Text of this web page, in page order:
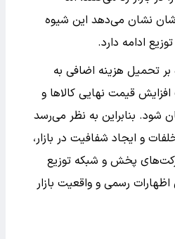
نشان می‌دهد این شیوه
ادامه دارد.
تحمیل هزینه اضافی به
قیمت نهایی کالاها و
شود. بنابراین به نظر می‌رسد
و ایجاد شفافیت در بازار،
پخش و شبکه توزیع
رسمی و واقعیت بازار